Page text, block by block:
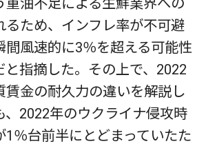
重油不足による生鮮業界への
るため、インフレ率が不可避
間風速的に3％を超える可能性
と指摘した。その上で、2022
賃金の耐久力の違いを解説し
、2022年のウクライナ侵攻時
1％台前半にとどまっていたた